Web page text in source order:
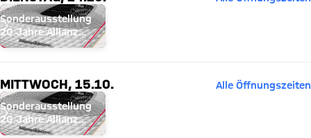
Sonderausstellung
20 Jahre Allianz
Arena
MITTWOCH, 15.10.
Alle Öffnungszeiten
Sonderausstellung
20 Jahre Allianz
Arena